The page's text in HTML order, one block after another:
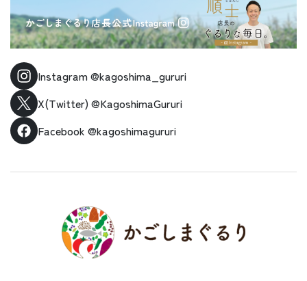
Instagram@kagoshima_gururi
X(Twitter) @KagoshimaGururi
Facebook @kagoshimagururi